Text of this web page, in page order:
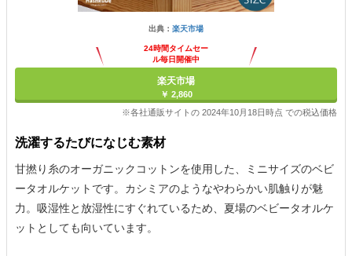
出典： 楽天市場
24時間タイムセー
ル毎日開催中
楽天市場
￥ 2,860
※各社通販サイトの 2024年10月18日時点 での税込価格
洗濯するたびになじむ素材
甘撚り糸のオーガニックコットンを使用した、ミニサイズのベビ
ータオルケットです。カシミアのようなやわらかい肌触りが魅
力。吸湿性と放湿性にすぐれているため、夏場のベビータオルケ
ットとしても向いています。